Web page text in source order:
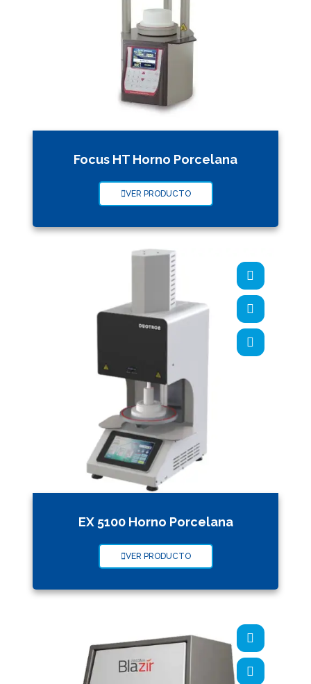
Focus HT Horno Porcelana
VER PRODUCTO
EX 5100 Horno Porcelana
VER PRODUCTO